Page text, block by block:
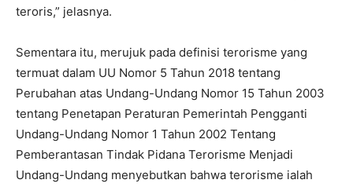
teroris,” jelasnya.
Sementara itu, merujuk pada definisi terorisme yang
termuat dalam UU Nomor 5 Tahun 2018 tentang
Perubahan atas Undang-Undang Nomor 15 Tahun 2003
tentang Penetapan Peraturan Pemerintah Pengganti
Undang-Undang Nomor 1 Tahun 2002 Tentang
Pemberantasan Tindak Pidana Terorisme Menjadi
Undang-Undang menyebutkan bahwa terorisme ialah